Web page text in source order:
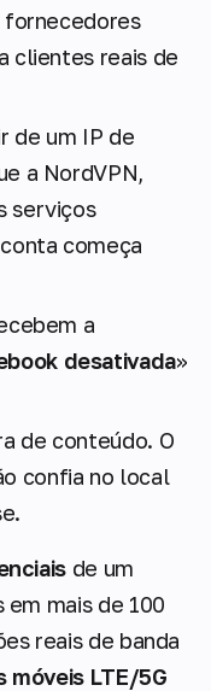
fornecedores
clientes reais de
de um IP de
a NordVPN,
serviços
começa
a
desativada»
de conteúdo. O
confia no local
de um
mais de 100
reais de banda
móveis LTE/5G